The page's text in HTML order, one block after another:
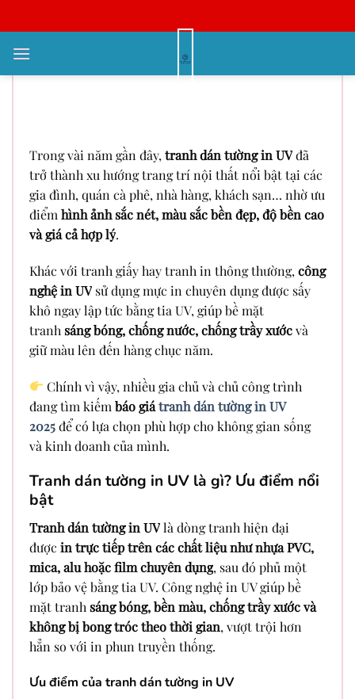
qua
nội
Báo Giá Tranh Dán Tường In UV
Trong vài năm gần đây, tranh dán tường in UVđã
trở thành xu hướng trang trí nội thất nổi bật tại các
gia đình, quán cà phê, nhà hàng, khách sạn… nhờ ưu
điểm hình ảnh sắc nét, màu sắc bền đẹp, độ bền cao
và giá cả hợp lý.
Khác với tranh giấy hay tranh in thông thường, công
nghệ in UV sử dụng mực in chuyên dụng được sấy
khô ngay lập tức bằng tia UV, giúp bề mặt
tranh sáng bóng, chống nước, chống trầy xướcvà
giữ màu lên đến hàng chục năm.
Chính vì vậy, nhiều gia chủ và chủ công trình
đang tìm kiếm báo giátranh dán tường in UV
2025để có lựa chọn phù hợp cho không gian sống
và kinh doanh của mình.
Tranh dán tường in UV là gì? Ưu điểm nổi
bật
Tranh dán tường in UVlà dòng tranh hiện đại
được in trực tiếp trên các chất liệu như nhựa PVC,
mica, alu hoặc film chuyên dụng, sau đó phủ một
lớp bảo vệ bằng tia UV. Công nghệ in UV giúp bề
mặt tranh sáng bóng, bền màu, chống trầy xước và
không bị bong tróc theo thời gian, vượt trội hơn
hẳn so với in phun truyền thống.
Ưu điểm của tranh dán tường in UV